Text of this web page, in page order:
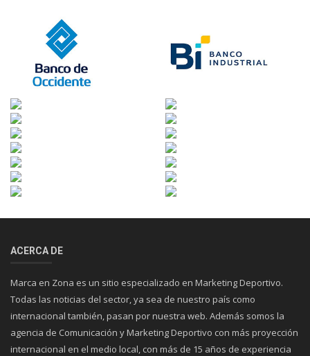
ACERCA DE
Marca en Zona es un sitio especializado en Marketing Deportivo.
Todas las noticias del sector, ya sea de nuestro país como
internacional también, pasan por nuestra web. Además somos la
agencia de Comunicación y Marketing Deportivo con más proyección
internacional en el medio local, con más de 15 años de experiencia